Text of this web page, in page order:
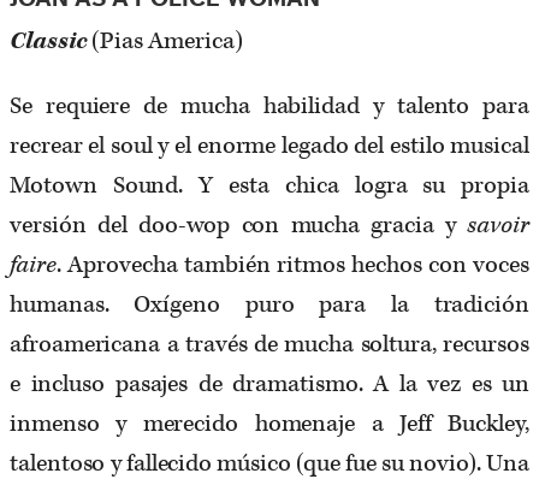
Classic(Pias America)
Se requiere de mucha habilidad y talento para
recrear el soul y el enorme legado del estilo musical
Motown Sound. Y esta chica logra su propia
versión del doo-wop con mucha gracia ysavoir
faire. Aprovecha también ritmos hechos con voces
humanas. Oxígeno puro para la tradición
afroamericana a través de mucha soltura, recursos
e incluso pasajes de dramatismo. A la vez es un
inmenso y merecido homenaje a Jeff Buckley,
talentoso y fallecido músico (que fue su novio). Una